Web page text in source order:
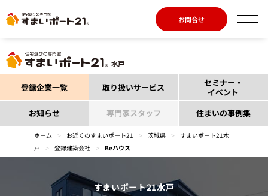
お問合せ
登録企業一覧 取り扱いサービス
セミナー・
イベント
お知らせ
専門家スタッフ 住まいの事例集
ホーム > お近くのすまいポート21 > 茨城県 >
すまいポート21水
戸
> 登録建築会社 > Beハウス
すまいポート21水戸